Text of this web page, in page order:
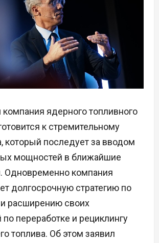
компания ядерного топливного
к стремительному
который последует за вводом
мощностей в ближайшие
Одновременно компания
долгосрочную стратегию по
расширению своих
переработке и рециклингу
топлива. Об этом заявил